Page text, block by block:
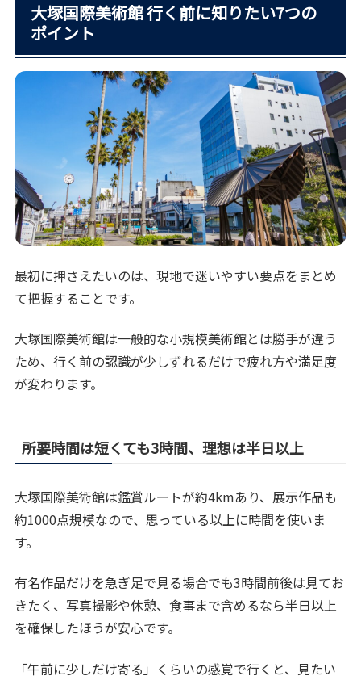
大塚国際美術館 行く前に知りたい7つの
ポイント
最初に押さえたいのは、現地で迷いやすい要点をまとめ
て把握することです。
大塚国際美術館は一般的な小規模美術館とは勝手が違う
ため、行く前の認識が少しずれるだけで疲れ方や満足度
が変わります。
所要時間は短くても3時間、理想は半日以上
大塚国際美術館は鑑賞ルートが約4kmあり、展示作品も
約1000点規模なので、思っている以上に時間を使いま
す。
有名作品だけを急ぎ足で見る場合でも3時間前後は見てお
きたく、写真撮影や休憩、食事まで含めるなら半日以上
を確保したほうが安心です。
「午前に少しだけ寄る」くらいの感覚で行くと、見たい